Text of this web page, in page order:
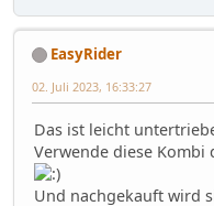
EasyRider
02. Juli 2023, 16:33:27
Das ist leicht
Verwende diese Kombi
Und nachgekauft wird